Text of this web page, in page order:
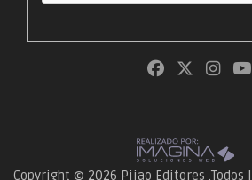
Copyright © 2026 Pijao Editores .Todos